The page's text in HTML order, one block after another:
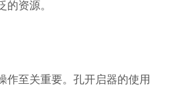
的资源。
作至关重要。孔开启器的使用